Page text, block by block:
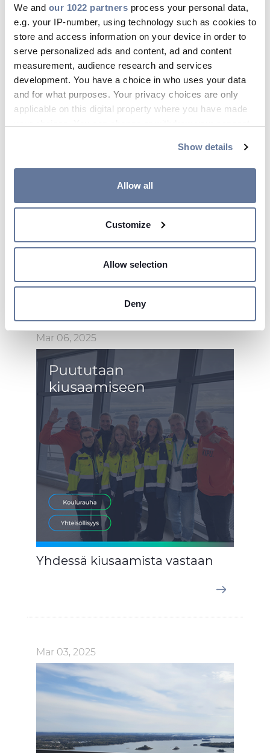
We and our 1022 partners process your personal data,
e.g. your IP-number, using technology such as cookies to
store and access information on your device in order to
serve personalized ads and content, ad and content
measurement, audience research and services
development. You have a choice in who uses your data
and for what purposes. Your privacy choices are only
applicable on this digital property where you have made
If you allow, we would also like to:
Identify your device by actively scanning it for
and set your preferences in thedetails section.
provide social media features and to analyse our traffic.
We also share information about your use of our site with
our social media, advertising and analytics partners who
may combine it with other information that you’ve
provided to them or that they’ve collected from your use
Show details
Allow all
Customize
Allow selection
Deny
Mar 13, 2025
Prysmian ja Suomen Partiolaiset
yhteistyöhön
Mar 06, 2025
Yhdessä kiusaamista vastaan
Mar 03, 2025